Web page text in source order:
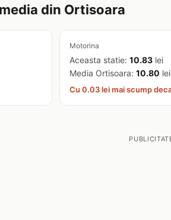
din Ortisoara
Motorina
Aceasta statie:10.83 lei
Media Ortisoara:10.80 lei
Cu 0.03 lei mai scump